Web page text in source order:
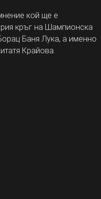
кой ще е
кръг на Шампионска
Баня Лука, а именно
Крайова.